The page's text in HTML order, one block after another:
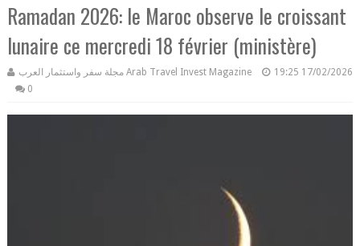
Ramadan 2026: le Maroc observe le croissant
lunaire ce mercredi 18 février (ministère)
مجلة سفر واستثمار العرب Arab Travel Invest Magazine 19:25 17/02/2026
0